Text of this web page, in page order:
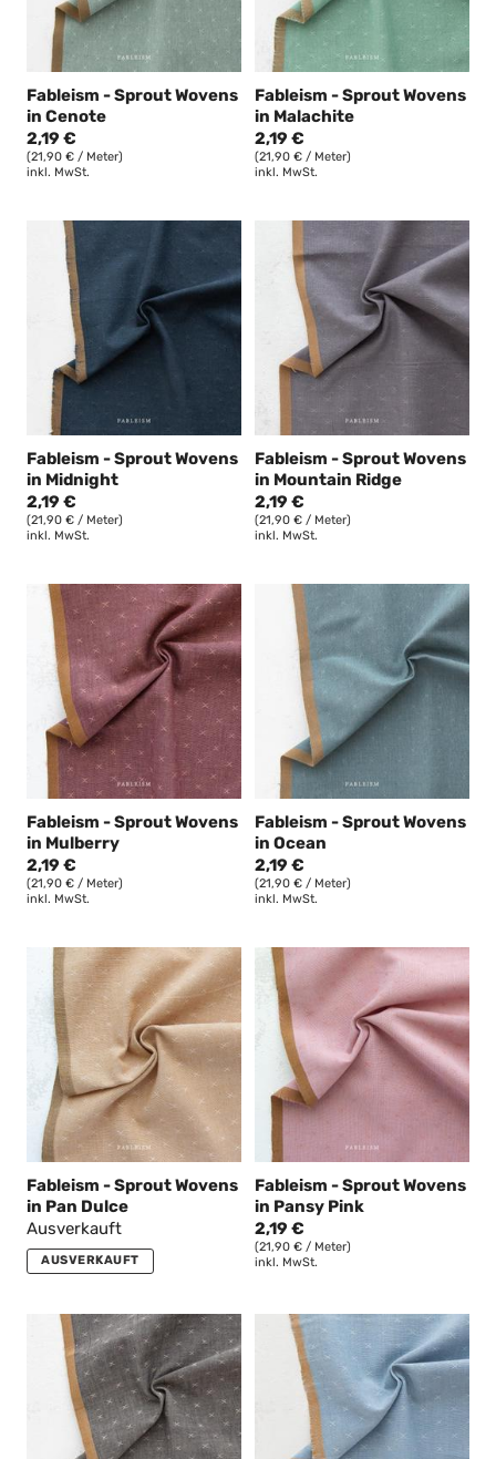
Fableism - Sprout Wovens
in Cenote
2,19 €
(21,90 € / Meter)
inkl. MwSt.
Fableism - Sprout Wovens
in Malachite
2,19 €
(21,90 € / Meter)
inkl. MwSt.
Fableism - Sprout Wovens
in Midnight
2,19 €
(21,90 € / Meter)
inkl. MwSt.
Fableism - Sprout Wovens
in Mountain Ridge
2,19 €
(21,90 € / Meter)
inkl. MwSt.
Fableism - Sprout Wovens
in Mulberry
2,19 €
(21,90 € / Meter)
inkl. MwSt.
Fableism - Sprout Wovens
in Ocean
2,19 €
(21,90 € / Meter)
inkl. MwSt.
Fableism - Sprout Wovens
in Pan Dulce
Ausverkauft
AUSVERKAUFT
Fableism - Sprout Wovens
in Pansy Pink
2,19 €
(21,90 € / Meter)
inkl. MwSt.